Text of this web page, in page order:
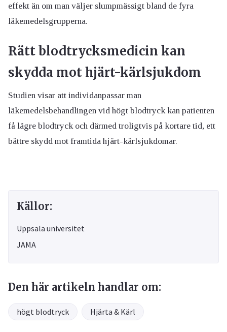
effekt än om man väljer slumpmässigt bland de fyra
läkemedelsgrupperna.
Rätt blodtrycksmedicin kan
skydda mot hjärt-kärlsjukdom
Studien visar att individanpassar man
läkemedelsbehandlingen vid högt blodtryck kan patienten
få lägre blodtryck och därmed troligtvis på kortare tid, ett
bättre skydd mot framtida hjärt-kärlsjukdomar.
Källor:
Uppsala universitet
JAMA
Den här artikeln handlar om:
högt blodtryck Hjärta & Kärl